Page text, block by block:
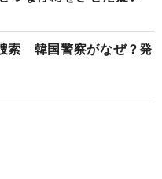
索 韓国警察がなぜ？発